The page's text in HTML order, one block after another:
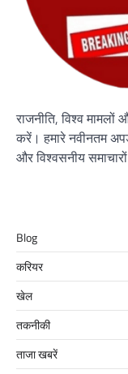
राजनीति, विश्व
करें। हमारे नवीनतम
और विश्वसनीय
Blog
करियर
खेल
तकनीकी
ताजा खबरें